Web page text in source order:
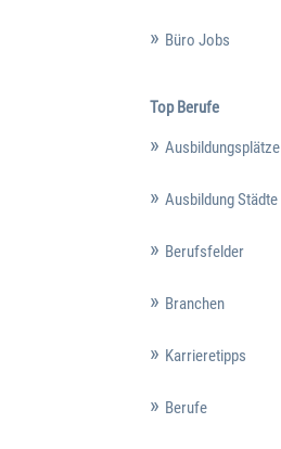
Büro Jobs
Top Berufe
Ausbildungsplätze
Ausbildung Städte
Berufsfelder
Branchen
Karrieretipps
Berufe